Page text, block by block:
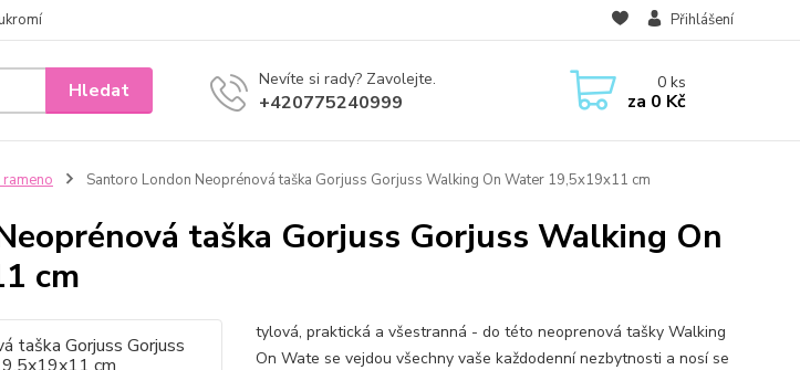
Přihlášení
Hledat Nevíte si rady? Zavolejte.
+420775240999
0ks
za 0 Kč
Santoro London Neoprénová taška Gorjuss Gorjuss Walking On Water 19,5x19x11 cm
taška Gorjuss Gorjuss Walking On
cm
tylová, praktická a všestranná - do této neoprenová tašky Walking
On Wate se vejdou všechny vaše každodenní nezbytnosti a nosí se